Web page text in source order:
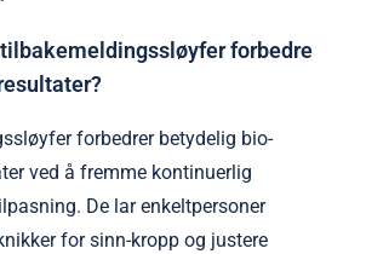
forbedre
forbedrer betydelig bio-
ved å fremme kontinuerlig
De lar enkeltpersoner
for sinn-kropp og justere